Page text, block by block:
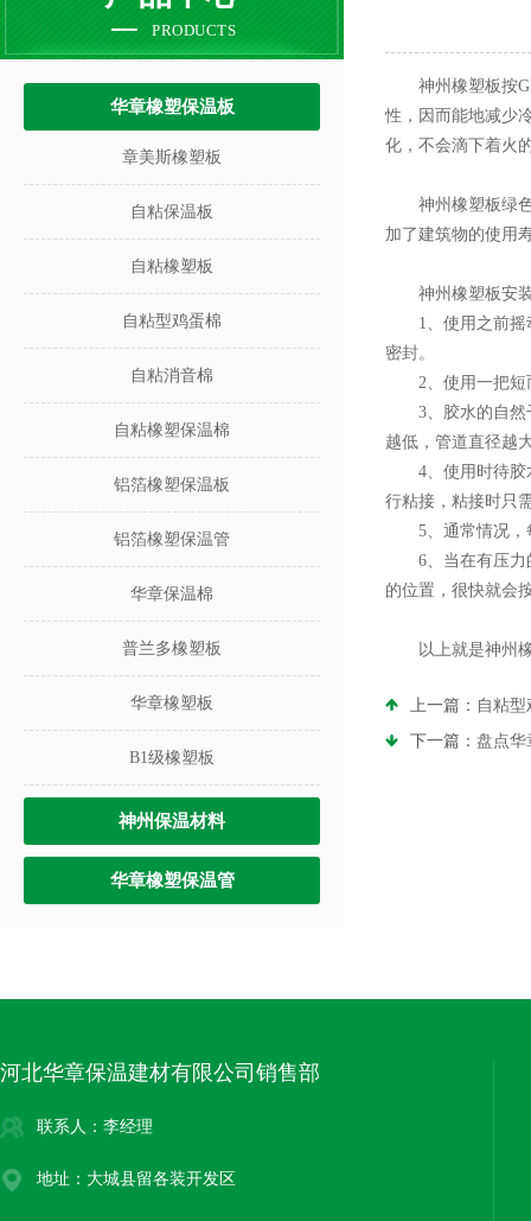
PRODUCTS
华章橡塑保温板
章美斯橡塑板
自粘保温板
自粘橡塑板
自粘型鸡蛋棉
自粘消音棉
自粘橡塑保温棉
铝箔橡塑保温板
铝箔橡塑保温管
华章保温棉
普兰多橡塑板
华章橡塑板
B1级橡塑板
神州保温材料
华章橡塑保温管
神州橡塑板按
性，因而能地减少
化，不会滴下着火
神州橡塑板绿色
加了建筑物的使用
神州橡塑板安装
1、使用之前摇动
密封。
2、使用一把短而
3、胶水的自然干
越低，管道直径越
4、使用时待胶水
行粘接，粘接时只
5、通常情况，
6、当在有压力的
的位置，很快就会
以上就是神州橡
上一篇： 自粘
下一篇： 盘点华
河北华章保温建材有限公司销售部
联系人：李经理
地址：大城县留各装开发区